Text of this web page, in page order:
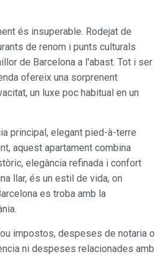
és insuperable. Rodejat de
de renom i punts culturals
de Barcelona a l'abast. Tot i ser
ofereix una sorprenent
un luxe poc habitual en un
principal, elegant pied-à-terre
aquest apartament combina
elegància refinada i confort
llar, és un estil de vida, on
es troba amb la
impostos, despeses de notaria o
ni despeses relacionades amb
Sempre activades
pròpies per recopilar
de millorar els nostres serveis.
l'acceptació de la instal·lació
té la possibilitat de configurar el
ho desitja, impedir que siguin
encara que haurà de tenir en
podrà ocasionar dificultats de
i l'anàlisi del comportament
web. La informació recollida
de cookies s'utilitza en el
del web per a l'elaboració de
usuaris per introduir millores en
dades d'ús que fan els usuaris del
dels nostres serveis i oferir
través de productes recomanats.